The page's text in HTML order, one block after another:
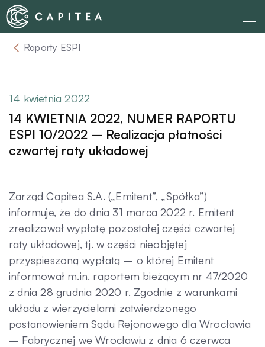
Skip
to
content
O nas
Dla Wierzyciela
Relacje Inwestorskie
Komunikaty
Aktualności
Kontakt
Raporty ESPI
14 kwietnia 2022
14 KWIETNIA 2022, NUMER RAPORTU
ESPI 10/2022 – Realizacja płatności
czwartej raty układowej
Zarząd Capitea S.A. („Emitent”, „Spółka”)
informuje, że do dnia 31 marca 2022 r. Emitent
zrealizował wypłatę pozostałej części czwartej
raty układowej, tj. w części nieobjętej
przyspieszoną wypłatą – o której Emitent
informował m.in. raportem bieżącym nr 47/2020
z dnia 28 grudnia 2020 r. Zgodnie z warunkami
układu z wierzycielami zatwierdzonego
postanowieniem Sądu Rejonowego dla Wrocławia
– Fabrycznej we Wrocławiu z dnia 6 czerwca